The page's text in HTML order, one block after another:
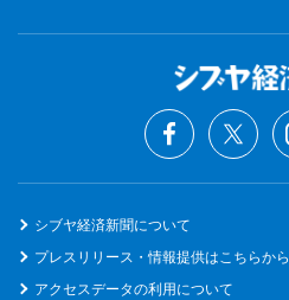
シブヤ経済新聞について
プレスリリース・情報提供はこちらから
アクセスデータの利用について